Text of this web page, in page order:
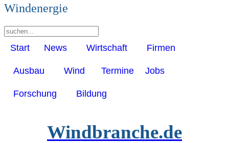
Windenergie
Start News Wirtschaft Firmen
Ausbau Wind Termine Jobs
Forschung Bildung
Windbranche.de